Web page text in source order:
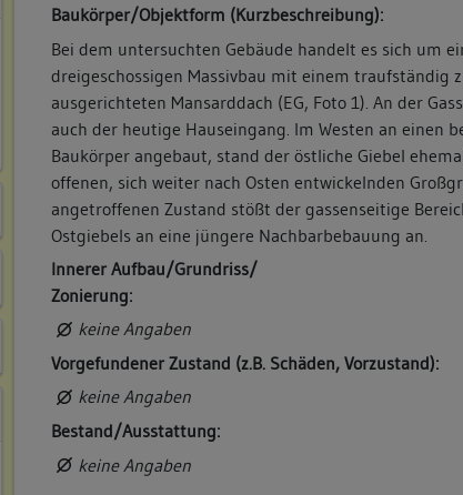
Baukörper/Objektform (Kurzbeschreibung):
Bei dem untersuchten Gebäude handelt es sich um
dreigeschossigen Massivbau mit einem traufständig
ausgerichteten Mansarddach (EG, Foto 1). An der
auch der heutige Hauseingang. Im Westen an einen
Baukörper angebaut, stand der östliche Giebel
offenen, sich weiter nach Osten entwickelnden
angetroffenen Zustand stößt der gassenseitige
Ostgiebels an eine jüngere Nachbarbebauung an.
Innerer Aufbau/Grundriss/
Zonierung:
keine Angaben
Vorgefundener Zustand (z.B. Schäden, Vorzustand):
keine Angaben
Bestand/Ausstattung:
keine Angaben